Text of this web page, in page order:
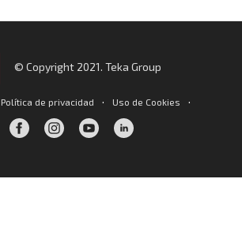
© Copyright 2021. Teka Group
Política de privacidad · Uso de Cookies ·